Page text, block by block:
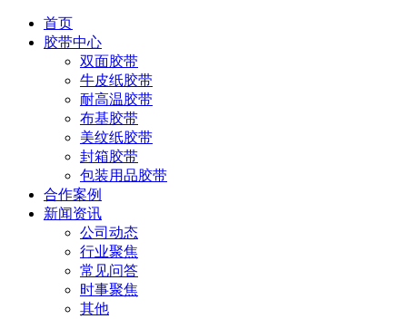
首页
胶带中心
双面胶带
牛皮纸胶带
耐高温胶带
布基胶带
美纹纸胶带
封箱胶带
包装用品胶带
合作案例
新闻资讯
公司动态
行业聚焦
常见问答
时事聚焦
其他